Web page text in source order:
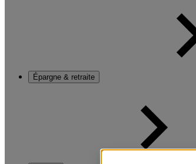
Épargne & retraite